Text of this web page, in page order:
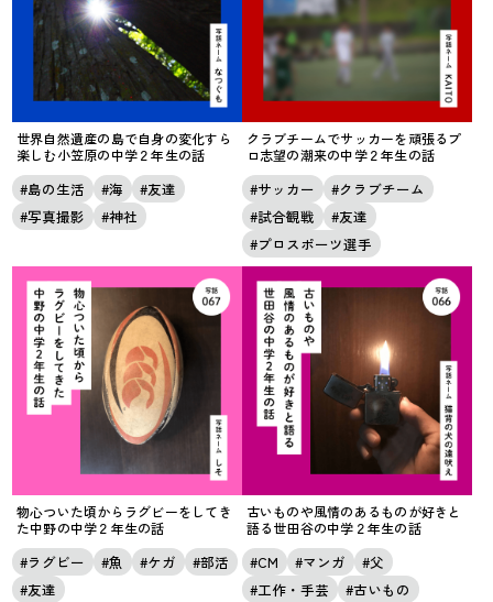
世界自然遺産の島で自身の変化すら
楽しむ小笠原の中学２年生の話
島の生活 海
友達
写真撮影
神社
クラブチームでサッカーを頑張るプ
ロ志望の潮来の中学２年生の話
サッカー
クラブチーム
試合観戦
友達
プロスポーツ選手
物心ついた頃からラグビーをしてき
た中野の中学２年生の話
ラグビー 魚 ケガ
部活
友達
古いものや風情のあるものが好きと
語る世田谷の中学２年生の話
CM マンガ
父
工作・手芸
古いもの